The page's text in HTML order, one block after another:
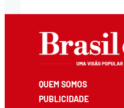
QUEM SOMOS
PUBLICIDADE